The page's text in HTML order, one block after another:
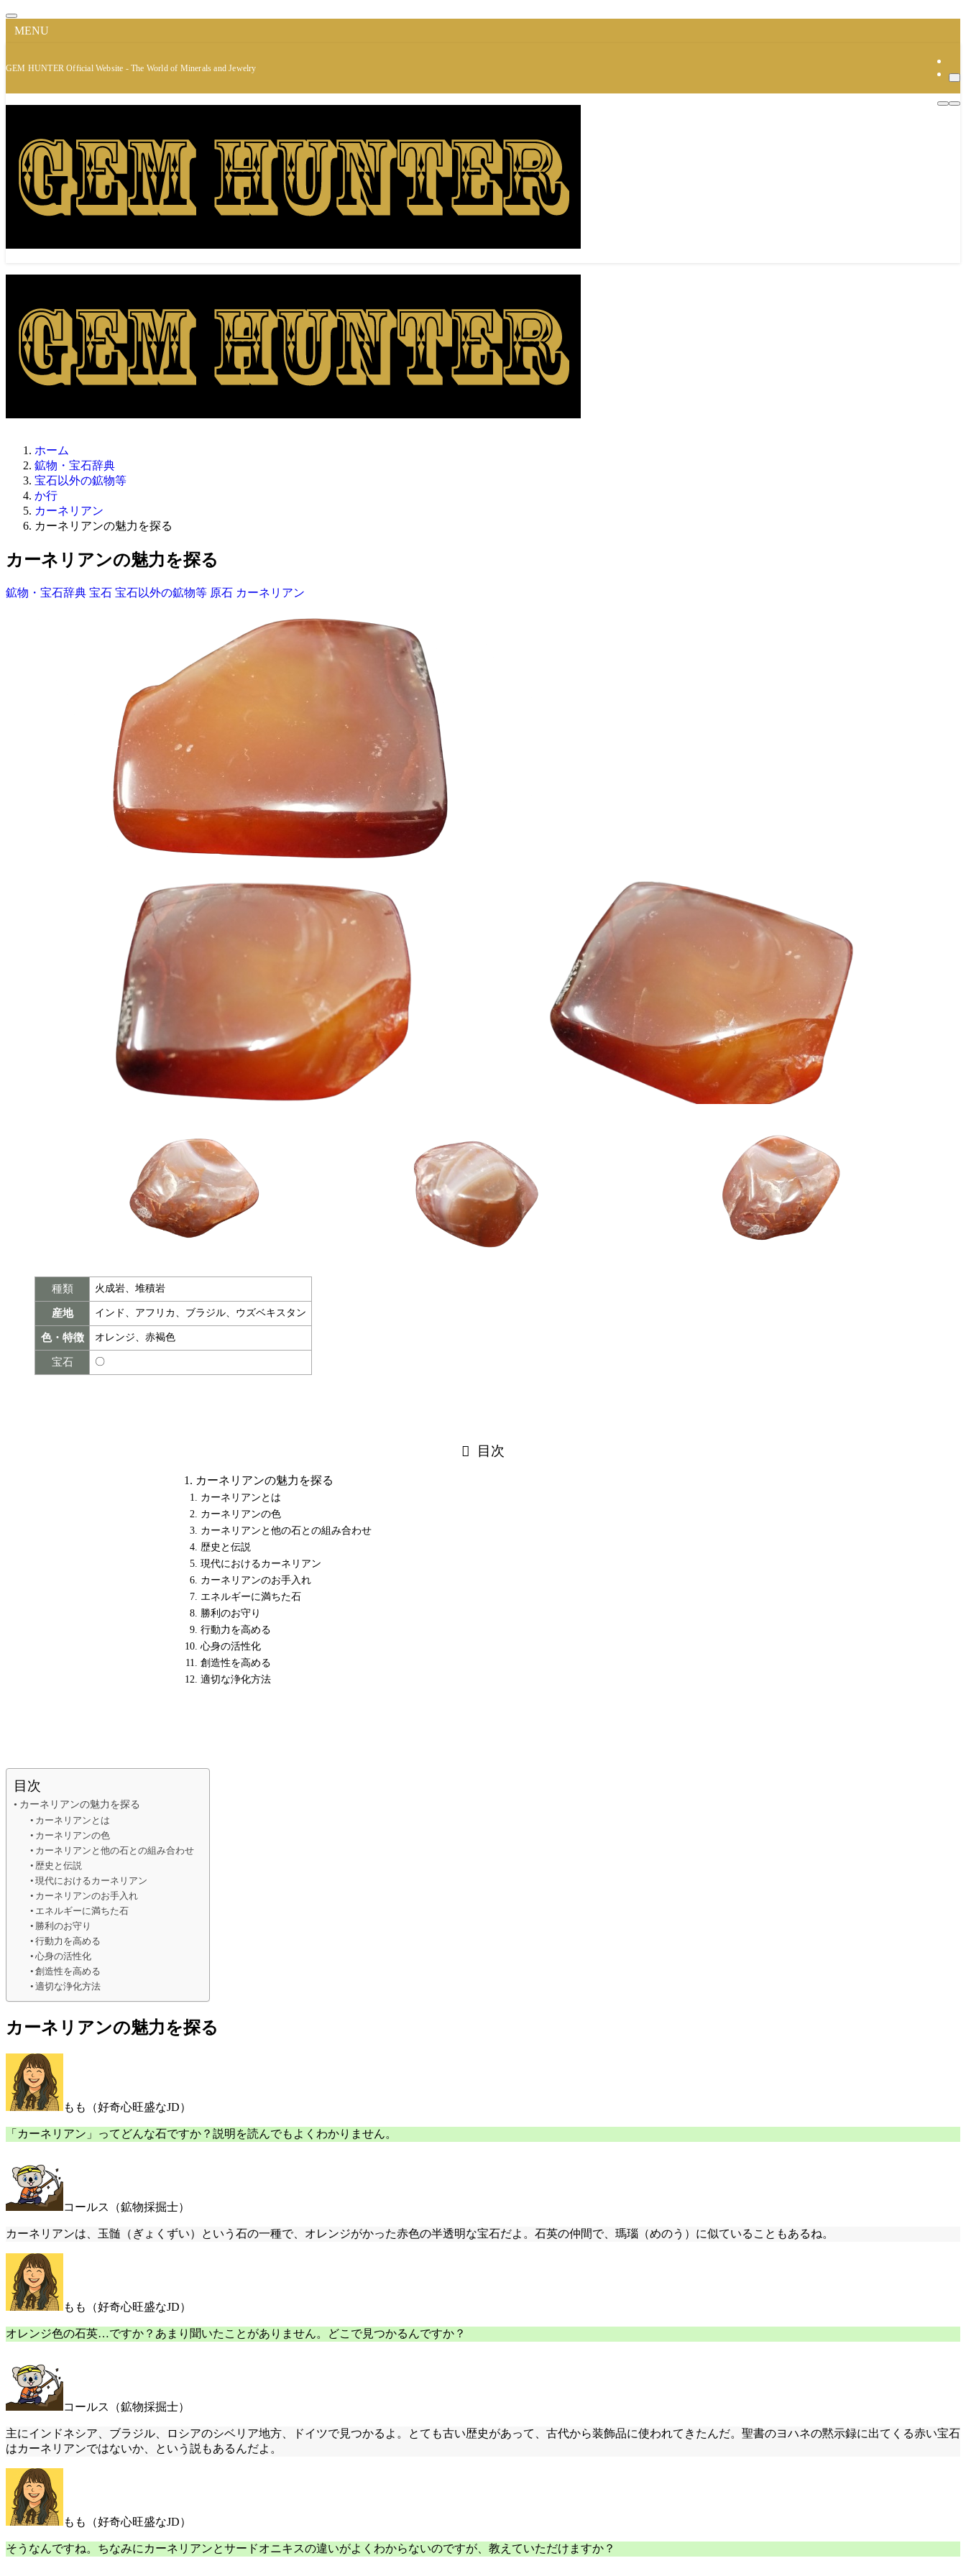
MENU
GEM HUNTER Official Website - The World of Minerals and Jewelry
ホーム
鉱物・宝石辞典
宝石以外の鉱物等
か行
カーネリアン
カーネリアンの魅力を探る
カーネリアンの魅力を探る
鉱物・宝石辞典 宝石 宝石以外の鉱物等 原石 カーネリアン
種類 火成岩、堆積岩
産地 インド、アフリカ、ブラジル、ウズベキスタン
色・特徴 オレンジ、赤褐色
宝石 〇
目次
カーネリアンの魅力を探る
カーネリアンとは
カーネリアンの色
カーネリアンと他の石との組み合わせ
歴史と伝説
現代におけるカーネリアン
カーネリアンのお手入れ
エネルギーに満ちた石
勝利のお守り
行動力を高める
心身の活性化
創造性を高める
適切な浄化方法
目次
カーネリアンの魅力を探る
カーネリアンとは
カーネリアンの色
カーネリアンと他の石との組み合わせ
歴史と伝説
現代におけるカーネリアン
カーネリアンのお手入れ
エネルギーに満ちた石
勝利のお守り
行動力を高める
心身の活性化
創造性を高める
適切な浄化方法
カーネリアンの魅力を探る
もも（好奇心旺盛なJD）
「カーネリアン」ってどんな石ですか？説明を読んでもよくわかりません。
コールス（鉱物採掘士）
カーネリアンは、玉髄（ぎょくずい）という石の一種で、オレンジがかった赤色の半透明な宝石だよ。石英の仲間で、瑪瑙（めのう）に似ていることもあるね。
もも（好奇心旺盛なJD）
オレンジ色の石英…ですか？あまり聞いたことがありません。どこで見つかるんですか？
コールス（鉱物採掘士）
主にインドネシア、ブラジル、ロシアのシベリア地方、ドイツで見つかるよ。とても古い歴史があって、古代から装飾品に使われてきたんだ。聖書のヨハネの黙示録に出てくる赤い宝石
はカーネリアンではないか、という説もあるんだよ。
もも（好奇心旺盛なJD）
そうなんですね。ちなみにカーネリアンとサードオニキスの違いがよくわからないのですが、教えていただけますか？